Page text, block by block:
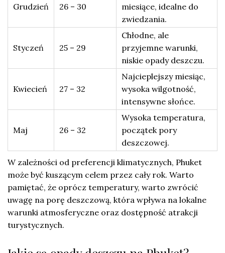
Grudzień 26 – 30
miesiące, idealne do
zwiedzania.
Styczeń 25 – 29
Chłodne, ale
przyjemne warunki,
niskie opady deszczu.
Kwiecień 27 – 32
Najcieplejszy miesiąc,
wysoka wilgotność,
intensywne słońce.
Maj 26 – 32
Wysoka temperatura,
początek pory
deszczowej.
W zależności od preferencji klimatycznych, Phuket
może być kuszącym celem przez cały rok. Warto
pamiętać, że oprócz temperatury, warto zwrócić
uwagę na porę deszczową, która wpływa na lokalne
warunki atmosferyczne oraz dostępność atrakcji
turystycznych.